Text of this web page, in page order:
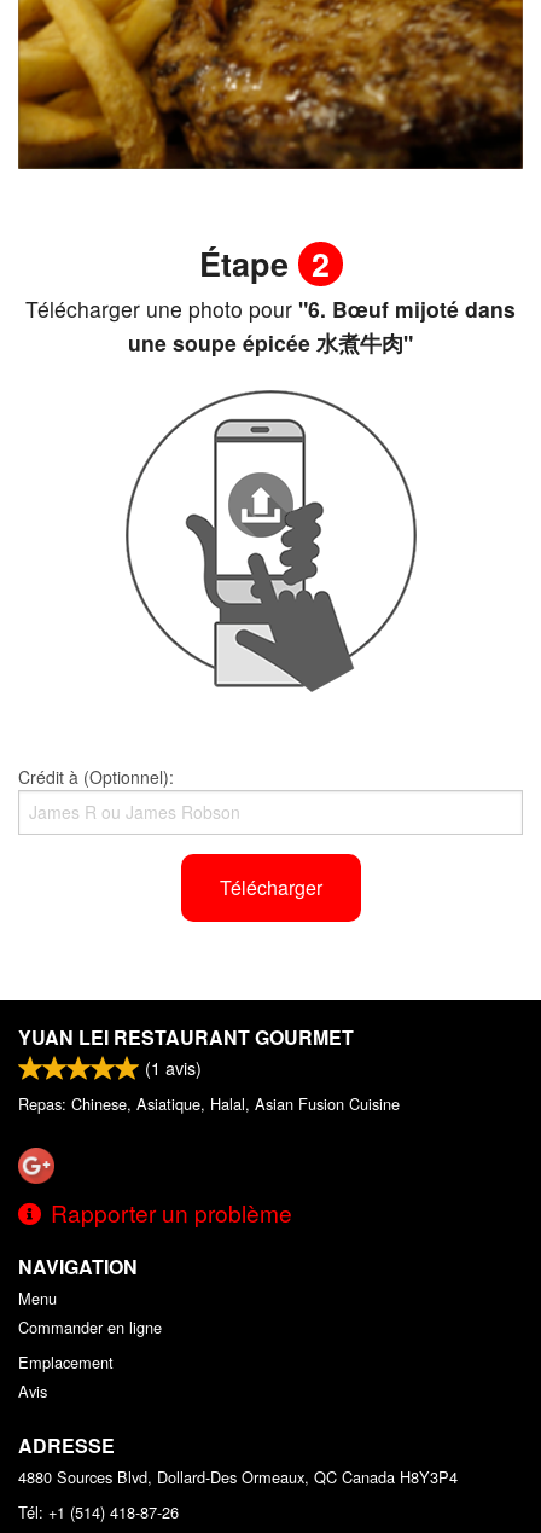
Étape 2
Télécharger une photo pour "6. Bœuf mijoté dans
une soupe épicée 水煮牛肉"
Crédit à (Optionnel):
Télécharger
YUAN LEI RESTAURANT GOURMET
(1 avis)
Repas: Chinese, Asiatique, Halal, Asian Fusion Cuisine
Rapporter un problème
NAVIGATION
Menu
Commander en ligne
Emplacement
Avis
ADRESSE
4880 Sources Blvd, Dollard-Des Ormeaux, QC Canada H8Y3P4
Tél: +1 (514) 418-87-26